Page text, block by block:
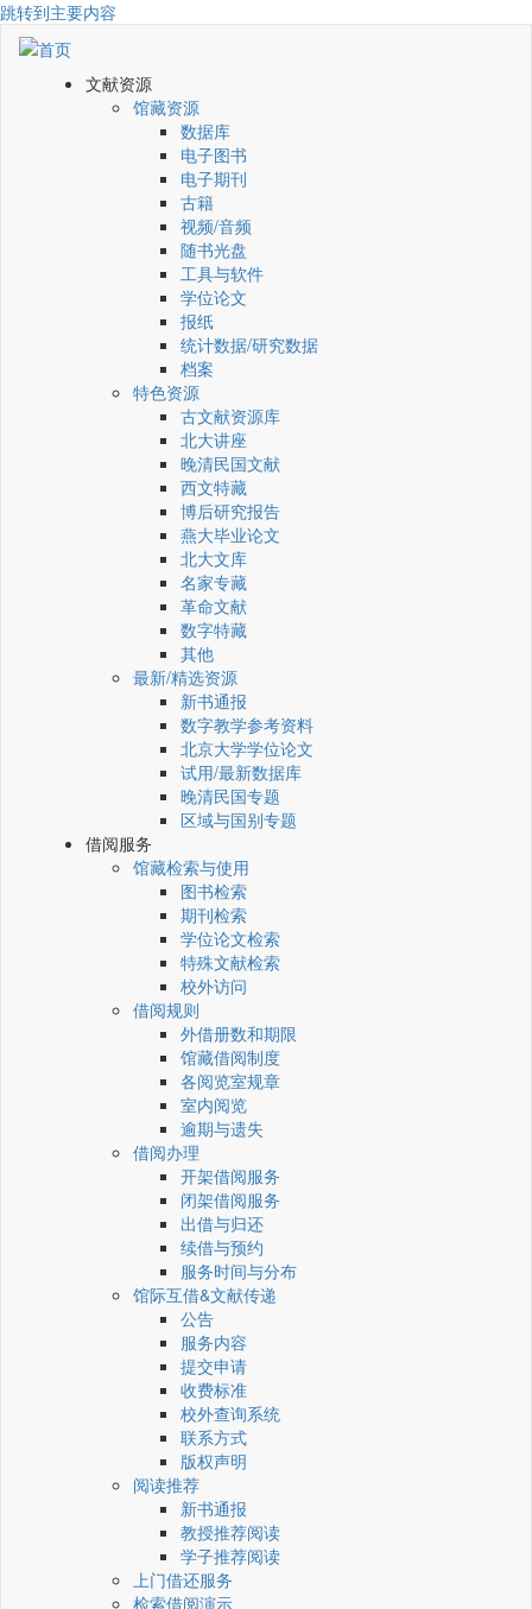
跳转到主要内容
文献资源
馆藏资源
数据库
电子图书
电子期刊
古籍
视频/音频
随书光盘
工具与软件
学位论文
报纸
统计数据/研究数据
档案
特色资源
古文献资源库
北大讲座
晚清民国文献
西文特藏
博后研究报告
燕大毕业论文
北大文库
名家专藏
革命文献
数字特藏
其他
最新/精选资源
新书通报
数字教学参考资料
北京大学学位论文
试用/最新数据库
晚清民国专题
区域与国别专题
借阅服务
馆藏检索与使用
图书检索
期刊检索
学位论文检索
特殊文献检索
校外访问
借阅规则
外借册数和期限
馆藏借阅制度
各阅览室规章
室内阅览
逾期与遗失
借阅办理
开架借阅服务
闭架借阅服务
出借与归还
续借与预约
服务时间与分布
馆际互借&文献传递
公告
服务内容
提交申请
收费标准
校外查询系统
联系方式
版权声明
阅读推荐
新书通报
教授推荐阅读
学子推荐阅读
上门借还服务
检索借阅演示